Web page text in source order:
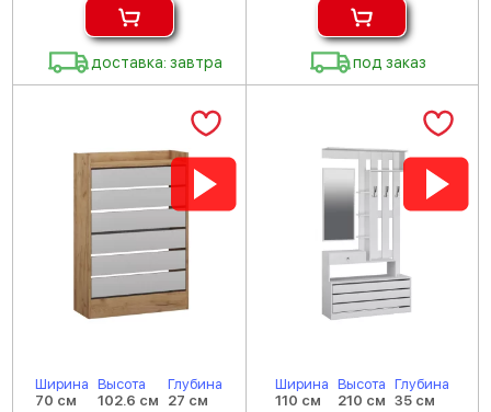
доставка: завтра под заказ
Ширина
70 см
Высота
102.6 см
Глубина
27 см
Ширина
110 см
Высота
210 см
Глубина
35 см